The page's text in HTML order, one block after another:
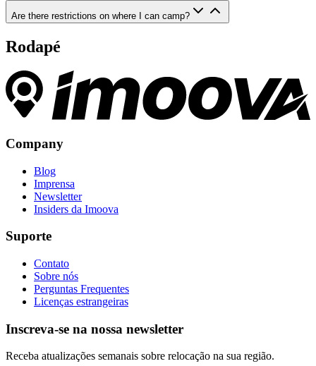
Are there restrictions on where I can camp?
Rodapé
Company
Blog
Imprensa
Newsletter
Insiders da Imoova
Suporte
Contato
Sobre nós
Perguntas Frequentes
Licenças estrangeiras
Inscreva-se na nossa newsletter
Receba atualizações semanais sobre relocação na sua região.